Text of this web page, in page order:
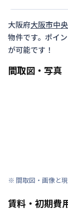
大阪府大阪市中
物件です。ポイ
が可能です！
間取図・写真
※ 間取図・画像と
賃料・初期費